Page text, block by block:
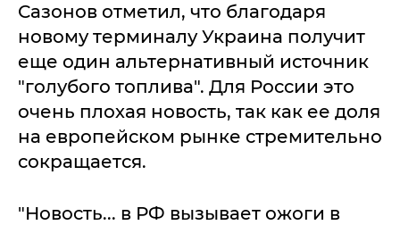
Сазонов отметил, что благодаря
новому терминалу Украина получит
еще один альтернативный источник
"голубого топлива". Для России это
очень плохая новость, так как ее доля
на европейском рынке стремительно
сокращается.
"Новость... в РФ вызывает ожоги в